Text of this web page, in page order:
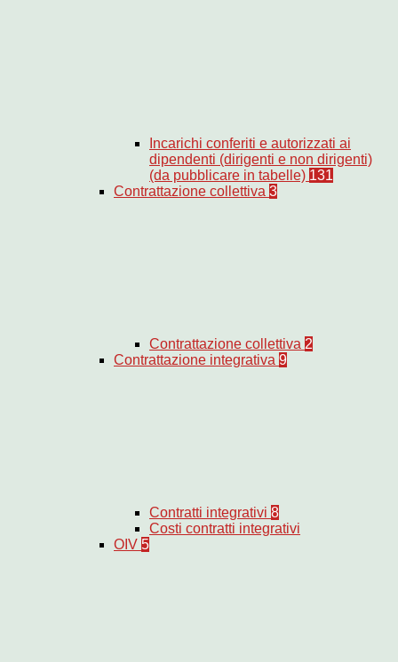
Incarichi conferiti e autorizzati ai
dipendenti (dirigenti e non dirigenti)
(da pubblicare in tabelle) 131
Contrattazione collettiva 3
Contrattazione collettiva 2
Contrattazione integrativa 9
Contratti integrativi 8
Costi contratti integrativi
OIV 5